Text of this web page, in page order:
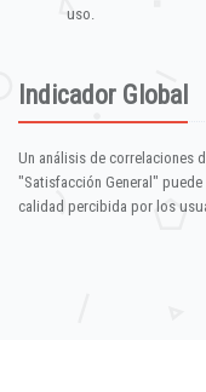
uso.
Indicador Global
Un análisis de correlaciones
"Satisfacción General"
calidad percibida por los